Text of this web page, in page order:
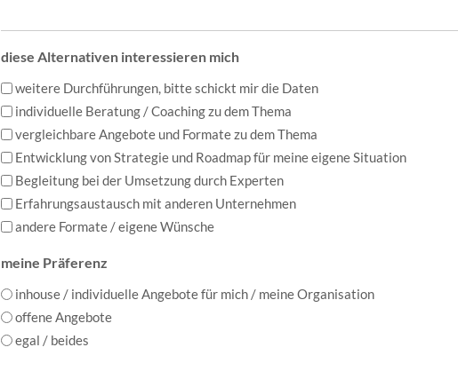
diese Alternativen interessieren mich
weitere Durchführungen, bitte schickt mir die Daten
individuelle Beratung / Coaching zu dem Thema
vergleichbare Angebote und Formate zu dem Thema
Entwicklung von Strategie und Roadmap für meine eigene Situation
Begleitung bei der Umsetzung durch Experten
Erfahrungsaustausch mit anderen Unternehmen
andere Formate / eigene Wünsche
meine Präferenz
inhouse / individuelle Angebote für mich / meine Organisation
offene Angebote
egal / beides